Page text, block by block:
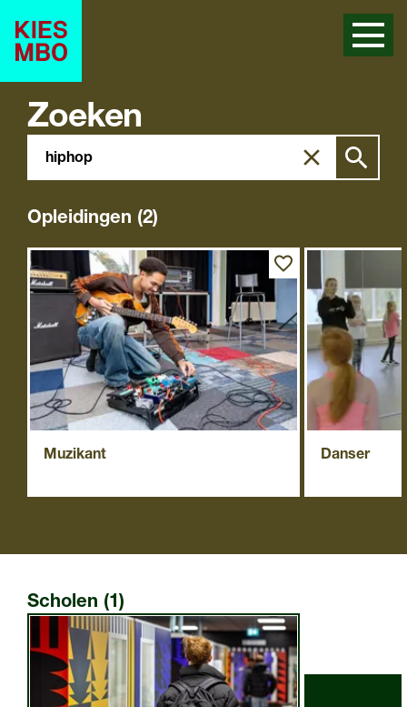
Zoeken
site
Opleidingen (2)
Muzikant Danser
Scholen (1)